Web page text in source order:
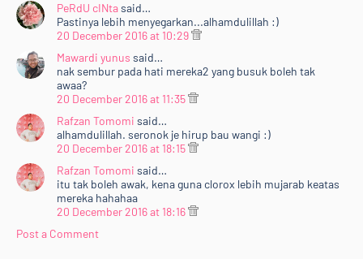
PeRdU cINtasaid…
Pastinya lebih menyegarkan...alhamdulillah :)
20 December 2016 at 10:29
Mawardi yunus said…
nak sembur pada hati mereka2 yang busuk boleh tak
awaa?
20 December 2016 at 11:35
Rafzan Tomomi said…
alhamdulillah. seronok je hirup bau wangi :)
20 December 2016 at 18:15
Rafzan Tomomi said…
itu tak boleh awak, kena guna clorox lebih mujarab keatas
mereka hahahaa
20 December 2016 at 18:16
Post a Comment